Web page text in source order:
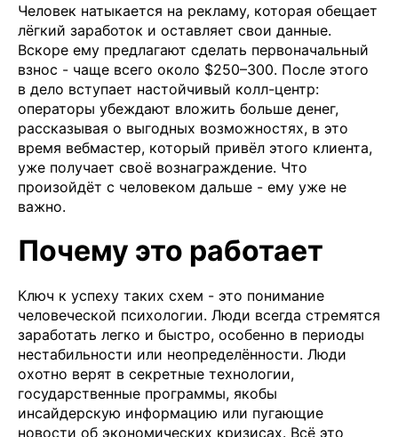
Человек натыкается на рекламу, которая обещает
лёгкий заработок и оставляет свои данные.
Вскоре ему предлагают сделать первоначальный
взнос - чаще всего около $250–300. После этого
в дело вступает настойчивый колл-центр:
операторы убеждают вложить больше денег,
рассказывая о выгодных возможностях, в это
время вебмастер, который привёл этого клиента,
уже получает своё вознаграждение. Что
произойдёт с человеком дальше - ему уже не
важно.
Почему это работает
Ключ к успеху таких схем - это понимание
человеческой психологии. Люди всегда стремятся
заработать легко и быстро, особенно в периоды
нестабильности или неопределённости. Люди
охотно верят в секретные технологии,
государственные программы, якобы
инсайдерскую информацию или пугающие
новости об экономических кризисах. Всё это